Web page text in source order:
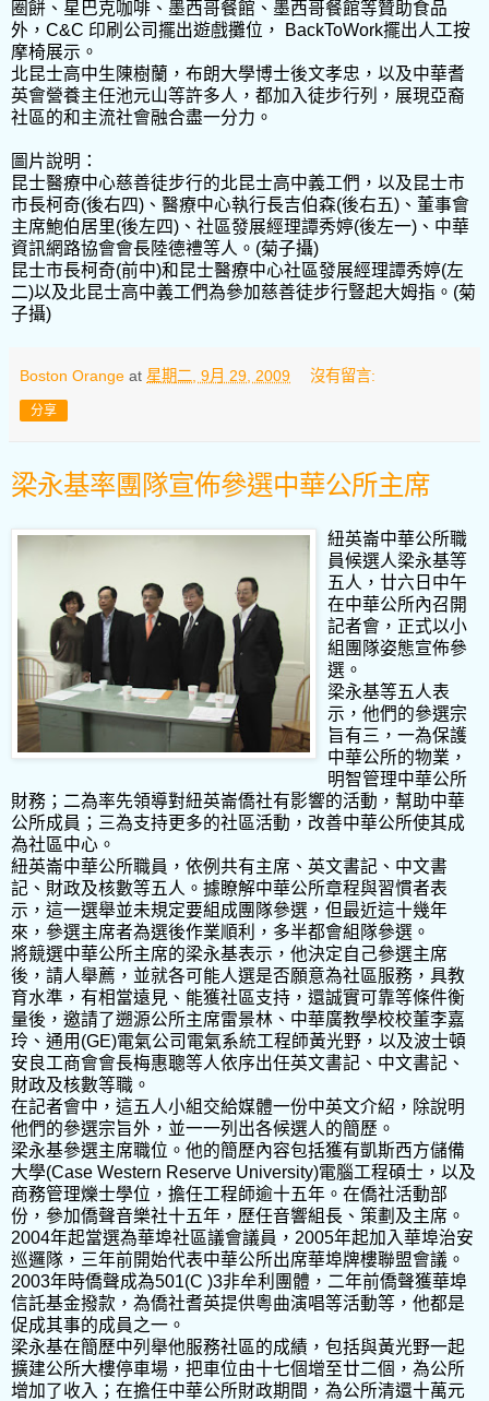
圈餅、星巴克咖啡、墨西哥餐館、墨西哥餐館等贊助食品
外，C&C 印刷公司擺出遊戲攤位， BackToWork擺出人工按
摩椅展示。
北昆士高中生陳樹蘭，布朗大學博士後文孝忠，以及中華耆
英會營養主任池元山等許多人，都加入徒步行列，展現亞裔
社區的和主流社會融合盡一分力。
圖片說明：
昆士醫療中心慈善徒步行的北昆士高中義工們，以及昆士市
市長柯奇(後右四)、醫療中心執行長吉伯森(後右五)、董事會
主席鮑伯居里(後左四)、社區發展經理譚秀婷(後左一)、中華
資訊網路協會會長陸德禮等人。(菊子攝)
昆士市長柯奇(前中)和昆士醫療中心社區發展經理譚秀婷(左
二)以及北昆士高中義工們為參加慈善徒步行豎起大姆指。(菊
子攝)
Boston Orange at 星期二, 9月 29, 2009 沒有留言:
分享
梁永基率團隊宣佈參選中華公所主席
紐英崙中華公所職
員候選人梁永基等
五人，廿六日中午
在中華公所內召開
記者會，正式以小
組團隊姿態宣佈參
選。
梁永基等五人表
示，他們的參選宗
旨有三，一為保護
中華公所的物業，
明智管理中華公所
財務；二為率先領導對紐英崙僑社有影響的活動，幫助中華
公所成員；三為支持更多的社區活動，改善中華公所使其成
為社區中心。
紐英崙中華公所職員，依例共有主席、英文書記、中文書
記、財政及核數等五人。據瞭解中華公所章程與習慣者表
示，這一選舉並未規定要組成團隊參選，但最近這十幾年
來，參選主席者為選後作業順利，多半都會組隊參選。
將競選中華公所主席的梁永基表示，他決定自己參選主席
後，請人舉薦，並就各可能人選是否願意為社區服務，具教
育水準，有相當遠見、能獲社區支持，還誠實可靠等條件衡
量後，邀請了遡源公所主席雷景林、中華廣教學校校董李嘉
玲、通用(GE)電氣公司電氣系統工程師黃光野，以及波士頓
安良工商會會長梅惠聰等人依序出任英文書記、中文書記、
財政及核數等職。
在記者會中，這五人小組交給媒體一份中英文介紹，除說明
他們的參選宗旨外，並一一列出各候選人的簡歷。
梁永基參選主席職位。他的簡歷內容包括獲有凱斯西方儲備
大學(Case Western Reserve University)電腦工程碩士，以及
商務管理爍士學位，擔任工程師逾十五年。在僑社活動部
份，參加僑聲音樂社十五年，歷任音響組長、策劃及主席。
2004年起當選為華埠社區議會議員，2005年起加入華埠治安
巡邏隊，三年前開始代表中華公所出席華埠牌樓聯盟會議。
2003年時僑聲成為501(C )3非牟利團體，二年前僑聲獲華埠
信託基金撥款，為僑社耆英提供粵曲演唱等活動等，他都是
促成其事的成員之一。
梁永基在簡歷中列舉他服務社區的成績，包括與黃光野一起
擴建公所大樓停車場，把車位由十七個增至廿二個，為公所
增加了收入；在擔任中華公所財政期間，為公所清還十萬元